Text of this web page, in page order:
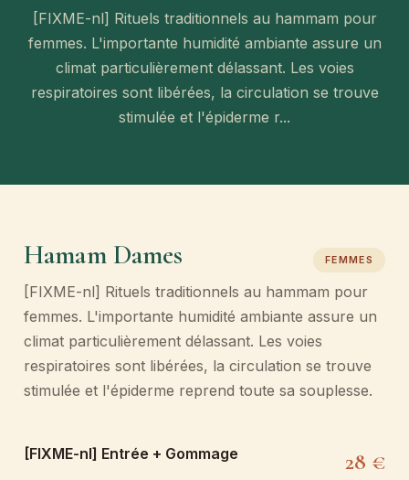
[FIXME-nl] Rituels traditionnels au hammam pour
femmes. L'importante humidité ambiante assure un
climat particulièrement délassant. Les voies
respiratoires sont libérées, la circulation se trouve
stimulée et l'épiderme r...
Hamam Dames FEMMES
[FIXME-nl] Rituels traditionnels au hammam pour
femmes. L'importante humidité ambiante assure un
climat particulièrement délassant. Les voies
respiratoires sont libérées, la circulation se trouve
stimulée et l'épiderme reprend toute sa souplesse.
[FIXME-nl] Entrée + Gommage 28 €